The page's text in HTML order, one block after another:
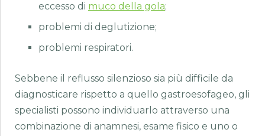
eccesso di muco della gola;
problemi di deglutizione;
problemi respiratori.
Sebbene il reflusso silenzioso sia più difficile da
diagnosticare rispetto a quello gastroesofageo, gli
specialisti possono individuarlo attraverso una
combinazione di anamnesi, esame fisico e uno o